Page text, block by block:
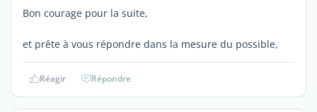
Bon courage pour la suite,
et prête à vous répondre dans la mesure du possible,
Réagir Répondre